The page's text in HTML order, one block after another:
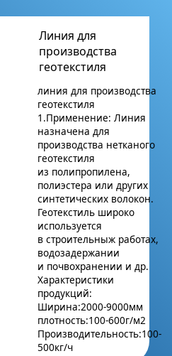
Линия для
производства
геотекстиля
линия для производства
геотекстиля
1.Применение: Линия
назначена для
производства нетканого
геотекстиля
из полипропилена,
полиэстера или других
синтетических волокон.
Геотекстиль широко
используется
в строительныж работах,
водозадержании
и почвохранении и др.
Характеристики
продукций:
Ширина:2000-9000мм
плотность:100-600г/м2
Производительность:100-
500кг/ч